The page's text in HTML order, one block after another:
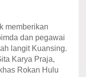
memberikan
dan pegawai
langit Kuansing.
Karya Praja,
Rokan Hulu